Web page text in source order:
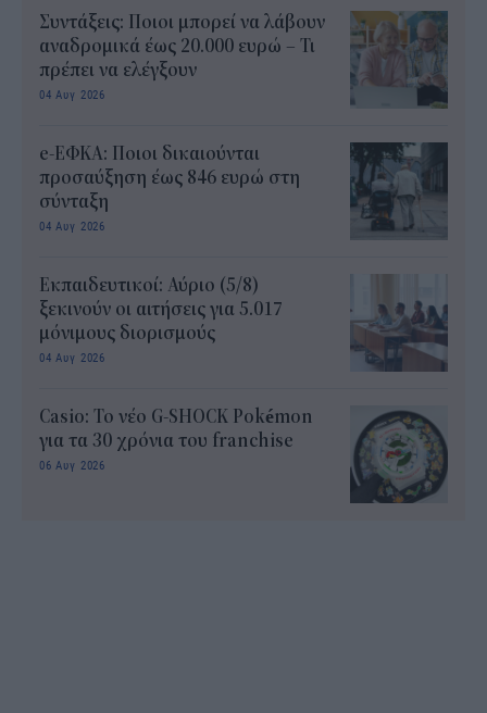
Συντάξεις: Ποιοι μπορεί να λάβουν
αναδρομικά έως 20.000 ευρώ – Τι
πρέπει να ελέγξουν
04 Αυγ 2026
e-ΕΦΚΑ: Ποιοι δικαιούνται
προσαύξηση έως 846 ευρώ στη
σύνταξη
04 Αυγ 2026
Εκπαιδευτικοί: Αύριο (5/8)
ξεκινούν οι αιτήσεις για 5.017
μόνιμους διορισμούς
04 Αυγ 2026
Casio: Το νέο G-SHOCK Pokémon
για τα 30 χρόνια του franchise
06 Αυγ 2026